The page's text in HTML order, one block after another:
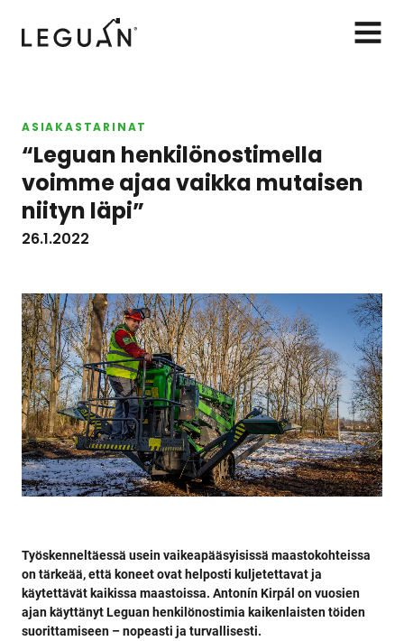
ASIAKASTARINAT
“Leguan henkilönostimella
voimme ajaa vaikka mutaisen
niityn läpi”
26.1.2022
Työskenneltäessä usein vaikeapääsyisissä maastokohteissa
on tärkeää, että koneet ovat helposti kuljetettavat ja
käytettävät kaikissa maastoissa. Antonín Kirpál on vuosien
ajan käyttänyt Leguan henkilönostimia kaikenlaisten töiden
suorittamiseen – nopeasti ja turvallisesti.